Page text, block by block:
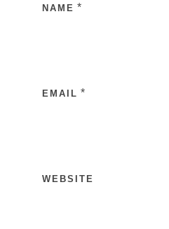
NAME *
EMAIL *
WEBSITE